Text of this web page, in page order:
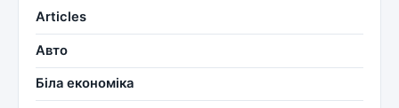
Articles
Авто
Біла економіка